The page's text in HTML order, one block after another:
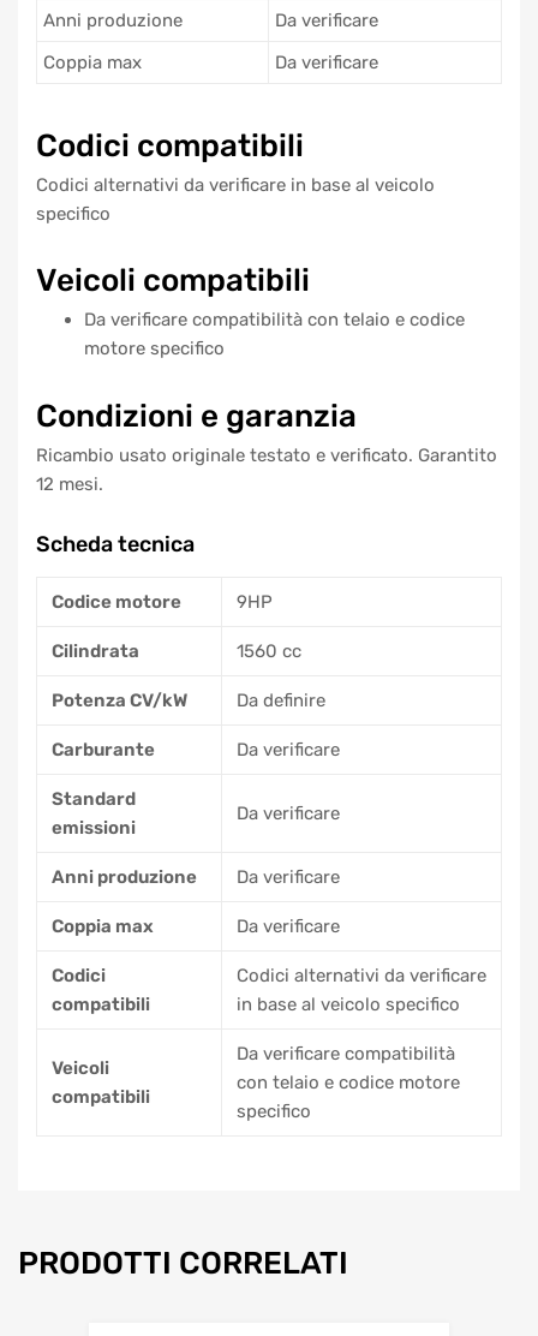
Anni produzione
Da verificare
Coppia max
Da verificare
Codici compatibili
Codici alternativi da verificare in base al veicolo
specifico
Veicoli compatibili
Da verificare compatibilità con telaio e codice
motore specifico
Condizioni e garanzia
Ricambio usato originale testato e verificato. Garantito
12 mesi.
Scheda tecnica
Codice motore 9HP
Cilindrata 1560 cc
Potenza CV/kW Da definire
Carburante Da verificare
Standard
emissioni
Da verificare
Anni produzione Da verificare
Coppia max Da verificare
Codici
compatibili
Codici alternativi da verificare
in base al veicolo specifico
Veicoli
compatibili
Da verificare compatibilità
con telaio e codice motore
specifico
PRODOTTI CORRELATI